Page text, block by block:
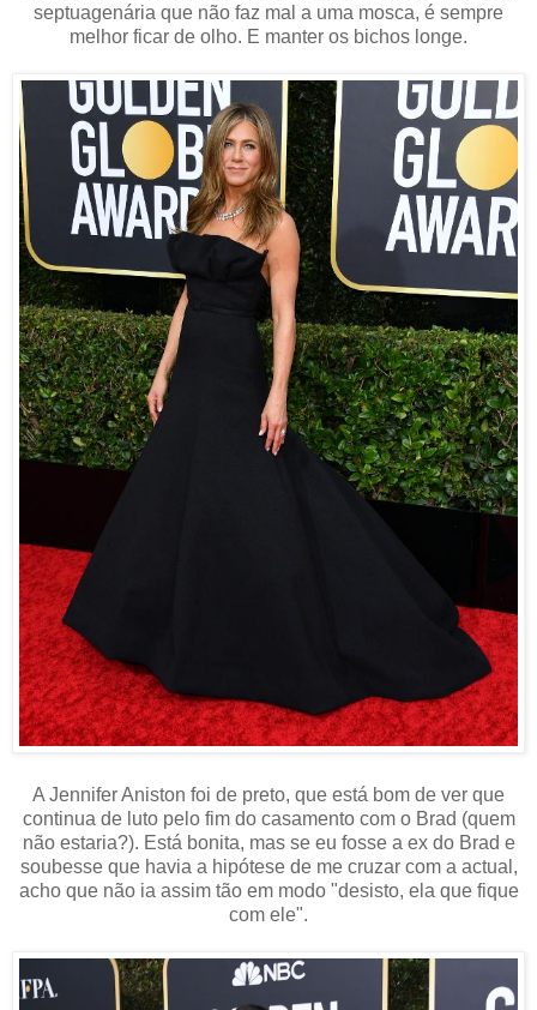
septuagenária que não faz mal a uma mosca, é sempre
melhor ficar de olho. E manter os bichos longe.
A Jennifer Aniston foi de preto, que está bom de ver que
continua de luto pelo fim do casamento com o Brad (quem
não estaria?). Está bonita, mas se eu fosse a ex do Brad e
soubesse que havia a hipótese de me cruzar com a actual,
acho que não ia assim tão em modo "desisto, ela que fique
com ele".